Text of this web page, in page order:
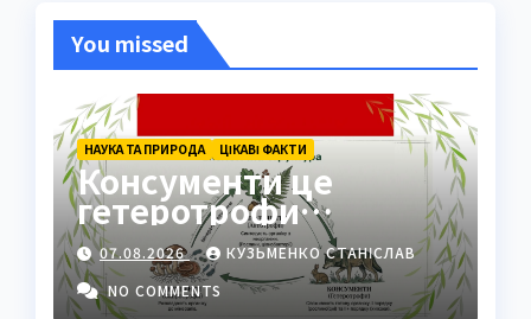
You missed
НАУКА ТА ПРИРОДА ЦІКАВІ ФАКТИ
Консументи це
гетеротрофи
екосистеми
07.08.2026
КУЗЬМЕНКО СТАНІСЛАВ
NO COMMENTS